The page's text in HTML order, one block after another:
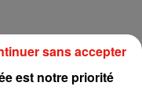
est notre priorité
sans accepter